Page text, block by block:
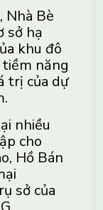
Nhà Bè
sở hạ
khu đô
năng
trị của dự
nhiều
cho
Hồ Bán
sở của